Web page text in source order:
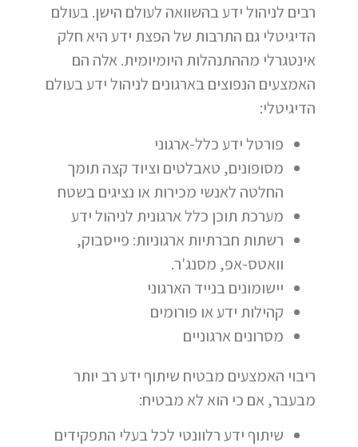
רבים לניהול ידע בהשוואה לעולם הישן. בעולם
הדיגיטלי גם התרבות של הפצת ידע היא חלק
אינטגרלי מההתנהלות היומיומית. אלה הם
האמצעים הנפוצים בארגונים לניהול ידע בעולם
הדיגיטלי:
פורטל ידע כלל-ארגוני
מסופונים, טאבלטים וציוד קצה תומך
החלטה לאנשי מכירות או נציגים בשטח
מערכת תוכן כלל ארגונית לניהול ידע
רשתות חברתיות ארגוניות: פייסבוק,
וואטס-אפ, מסנג'ר.
יישומונים בנייד הארגוני
קהילות ידע או פורומים
מסרונים ארגוניים
ריבוי האמצעים מבטיח שיתוף ידע רב יותר
מבעבר, אם כי הוא לא מבטיח:
שיתוף ידע רלוונטי לכל בעלי התפקידים